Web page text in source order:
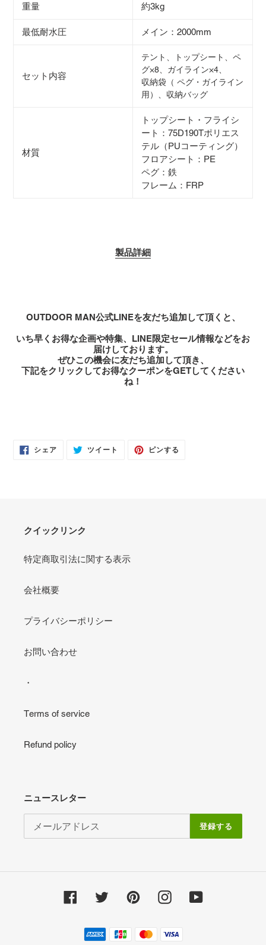
重量 約3kg
最低耐水圧 メイン：2000mm
セット内容
テント、トップシート、ペ
グ×8、ガイライン×4、
収納袋（ ペグ・ガイライン
用）、収納バッグ
材質
トップシート・フライシ
ート：75D190Tポリエス
テル（PUコーティング）
フロアシート：PE
ペグ：鉄
フレーム：FRP
製品詳細
OUTDOOR MAN公式LINEを友だち追加して頂くと、
いち早くお得な企画や特集、LINE限定セール情報などをお
届けしております。
ぜひこの機会に友だち追加して頂き、
下記をクリックしてお得なクーポンをGETしてください
ね！
シェアFACEBOOKツイート
TWITTERピンする
クイックリンク
特定商取引法に関する表示
会社概要
プライバシーポリシー
お問い合わせ
・
Terms of service
Refund policy
ニュースレター
登録する
FacebookTwitter PinterestInstagramYouTube
決
済